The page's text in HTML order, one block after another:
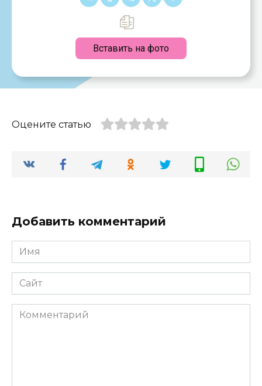
Вставить на фото
Оцените статью
Добавить комментарий
Имя
*
Сайт
Комментарий